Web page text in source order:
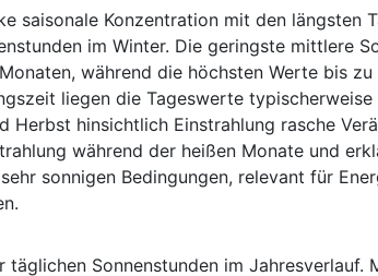
saisonale Konzentration mit den längsten
im Winter. Die geringste mittlere
während die höchsten Werte bis zu
liegen die Tageswerte typischerweise
Herbst hinsichtlich Einstrahlung rasche
während der heißen Monate und
sonnigen Bedingungen, relevant für